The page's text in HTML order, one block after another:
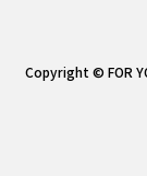
Copyright © FOR